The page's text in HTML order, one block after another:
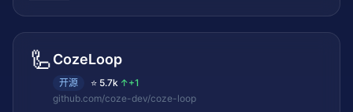
🦾CozeLoop
开源 ⭐ 5.7k ↑+1
github.com/coze-dev/coze-loop